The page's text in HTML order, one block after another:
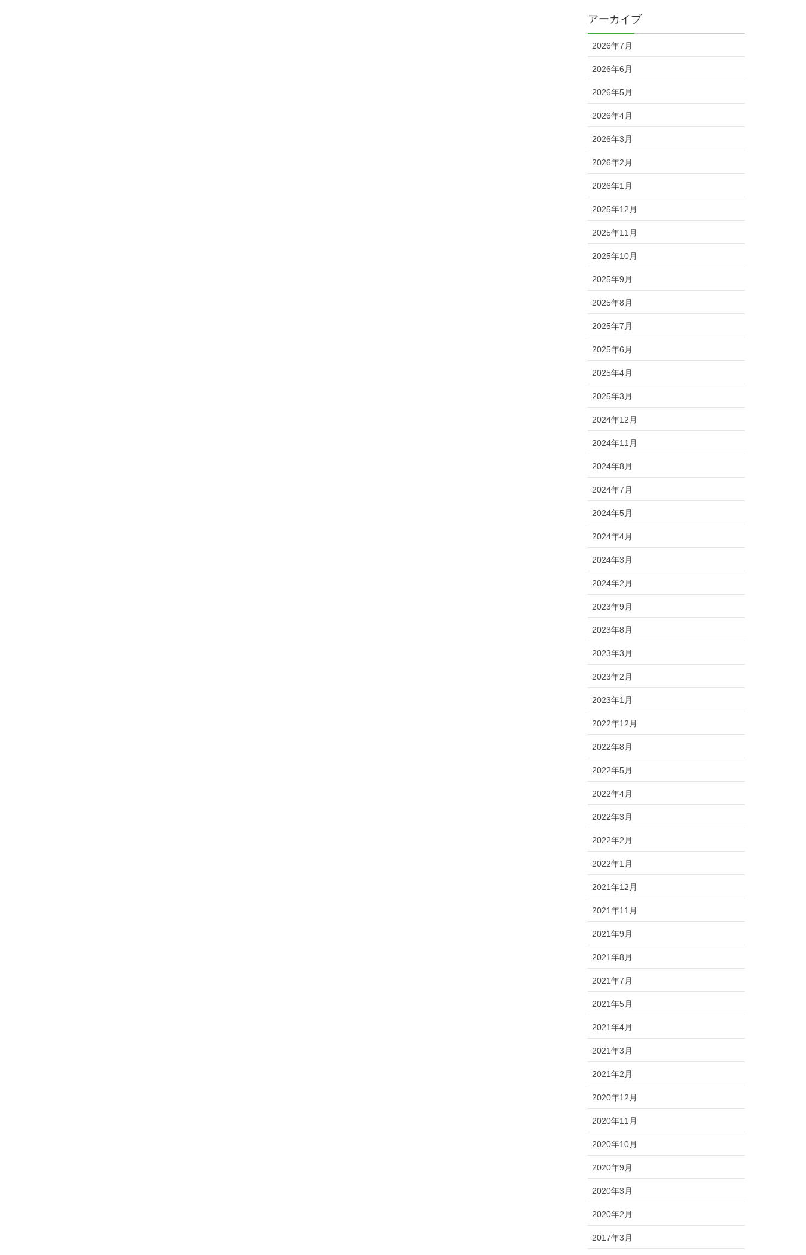
アーカイブ
2026年7月
2026年6月
2026年5月
2026年4月
2026年3月
2026年2月
2026年1月
2025年12月
2025年11月
2025年10月
2025年9月
2025年8月
2025年7月
2025年6月
2025年4月
2025年3月
2024年12月
2024年11月
2024年8月
2024年7月
2024年5月
2024年4月
2024年3月
2024年2月
2023年9月
2023年8月
2023年3月
2023年2月
2023年1月
2022年12月
2022年8月
2022年5月
2022年4月
2022年3月
2022年2月
2022年1月
2021年12月
2021年11月
2021年9月
2021年8月
2021年7月
2021年5月
2021年4月
2021年3月
2021年2月
2020年12月
2020年11月
2020年10月
2020年9月
2020年3月
2020年2月
2017年3月